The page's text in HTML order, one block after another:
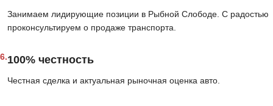
Занимаем лидирующие позиции в Рыбной Слободе. С радостью
проконсультируем о продаже транспорта.
6.100% честность
Честная сделка и актуальная рыночная оценка авто.